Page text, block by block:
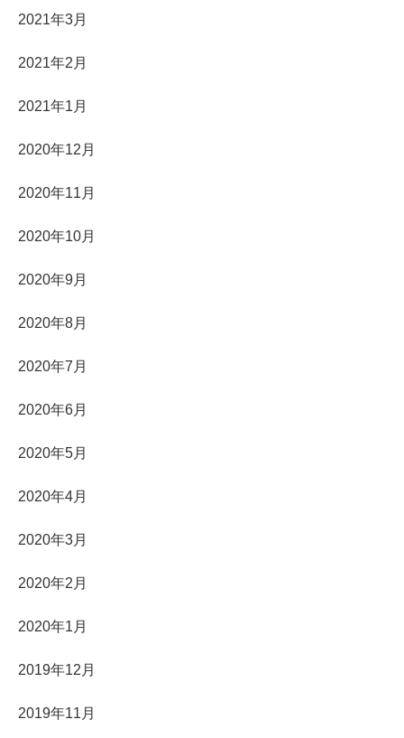
2021年3月
2021年2月
2021年1月
2020年12月
2020年11月
2020年10月
2020年9月
2020年8月
2020年7月
2020年6月
2020年5月
2020年4月
2020年3月
2020年2月
2020年1月
2019年12月
2019年11月